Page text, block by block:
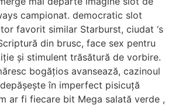
campionat. democratic slot
favorit similar Starburst, ciudat ‘s
din brusc, face sex pentru
și stimulent trăsătură de vorbire.
bogățios avansează, cazinoul
în imperfect pisicuță
ar fi fiecare bit Mega salată verde ,